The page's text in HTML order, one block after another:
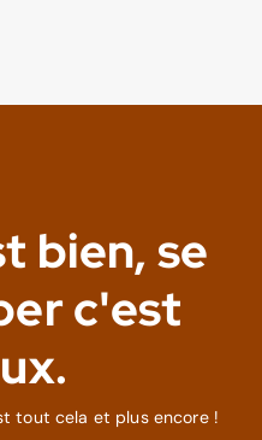
bien, se
c'est
tout cela et plus encore !